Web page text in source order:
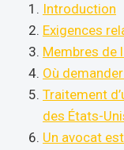
Introduction
Exigences
Membres de
Où
Traitement
des États-
Un avocat